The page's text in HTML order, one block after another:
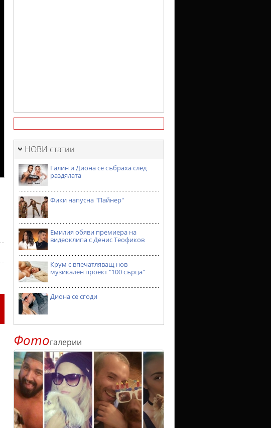
НОВИ статии
Галин и Диона се събраха след
раздялата
Фики напусна "Пайнер"
Емилия обяви премиера на
видеоклипа с Денис Теофиков
Крум с впечатляващ нов
музикален проект "100 сърца"
Диона се сгоди
Фотогалерии